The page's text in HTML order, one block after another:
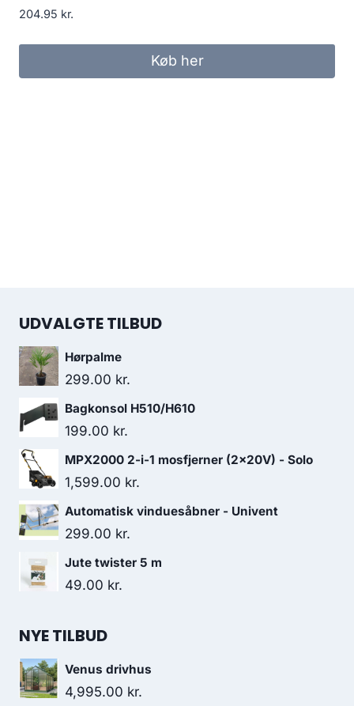
204.95 kr.
Køb her
UDVALGTE TILBUD
Hørpalme
299.00 kr.
Bagkonsol H510/H610
199.00 kr.
MPX2000 2-i-1 mosfjerner (2x20V) - Solo
1,599.00 kr.
Automatisk vinduesåbner - Univent
299.00 kr.
Jute twister 5 m
49.00 kr.
NYE TILBUD
Venus drivhus
4,995.00 kr.